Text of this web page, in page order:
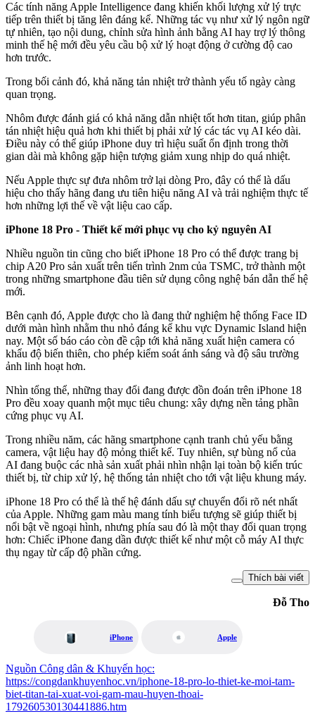
Các tính năng Apple Intelligence đang khiến khối lượng xử lý trực
tiếp trên thiết bị tăng lên đáng kể. Những tác vụ như xử lý ngôn ngữ
tự nhiên, tạo nội dung, chỉnh sửa hình ảnh bằng AI hay trợ lý thông
minh thế hệ mới đều yêu cầu bộ xử lý hoạt động ở cường độ cao
hơn trước.
Trong bối cảnh đó, khả năng tản nhiệt trở thành yếu tố ngày càng
quan trọng.
Nhôm được đánh giá có khả năng dẫn nhiệt tốt hơn titan, giúp phân
tán nhiệt hiệu quả hơn khi thiết bị phải xử lý các tác vụ AI kéo dài.
Điều này có thể giúp iPhone duy trì hiệu suất ổn định trong thời
gian dài mà không gặp hiện tượng giảm xung nhịp do quá nhiệt.
Nếu Apple thực sự đưa nhôm trở lại dòng Pro, đây có thể là dấu
hiệu cho thấy hãng đang ưu tiên hiệu năng AI và trải nghiệm thực tế
hơn những lợi thế về vật liệu cao cấp.
iPhone 18 Pro - Thiết kế mới phục vụ cho kỷ nguyên AI
Nhiều nguồn tin cũng cho biết iPhone 18 Pro có thể được trang bị
chip A20 Pro sản xuất trên tiến trình 2nm của TSMC, trở thành một
trong những smartphone đầu tiên sử dụng công nghệ bán dẫn thế hệ
mới.
Bên cạnh đó, Apple được cho là đang thử nghiệm hệ thống Face ID
dưới màn hình nhằm thu nhỏ đáng kể khu vực Dynamic Island hiện
nay. Một số báo cáo còn đề cập tới khả năng xuất hiện camera có
khẩu độ biến thiên, cho phép kiểm soát ánh sáng và độ sâu trường
ảnh linh hoạt hơn.
Nhìn tổng thể, những thay đổi đang được đồn đoán trên iPhone 18
Pro đều xoay quanh một mục tiêu chung: xây dựng nền tảng phần
cứng phục vụ AI.
Trong nhiều năm, các hãng smartphone cạnh tranh chủ yếu bằng
camera, vật liệu hay độ mỏng thiết kế. Tuy nhiên, sự bùng nổ của
AI đang buộc các nhà sản xuất phải nhìn nhận lại toàn bộ kiến trúc
thiết bị, từ chip xử lý, hệ thống tản nhiệt cho tới vật liệu khung máy.
iPhone 18 Pro có thể là thế hệ đánh dấu sự chuyển đổi rõ nét nhất
của Apple. Những gam màu mang tính biểu tượng sẽ giúp thiết bị
nổi bật về ngoại hình, nhưng phía sau đó là một thay đổi quan trọng
hơn: Chiếc iPhone đang dần được thiết kế như một cỗ máy AI thực
thụ ngay từ cấp độ phần cứng.
Thích bài viết
Đỗ Tho
iPhone Apple
Nguồn Công dân & Khuyến học:
https://congdankhuyenhoc.vn/iphone-18-pro-lo-thiet-ke-moi-tam-
biet-titan-tai-xuat-voi-gam-mau-huyen-thoai-
179260530130441886.htm